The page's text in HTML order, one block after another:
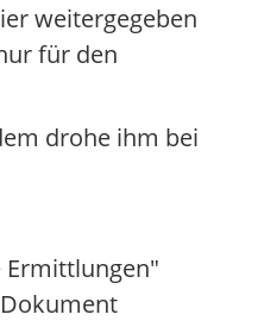
weitergegeben
für den
drohe ihm bei
Ermittlungen"